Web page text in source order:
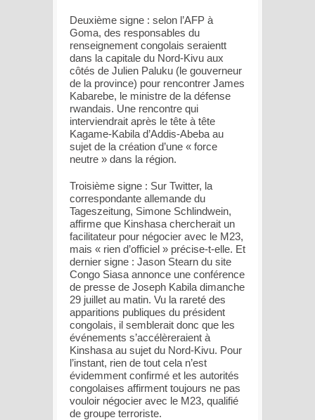
Deuxième signe : selon l’AFP à
Goma, des responsables du
renseignement congolais seraientt
dans la capitale du Nord-Kivu aux
côtés de Julien Paluku (le gouverneur
de la province) pour rencontrer James
Kabarebe, le ministre de la défense
rwandais. Une rencontre qui
interviendrait après le tête à tête
Kagame-Kabila d’Addis-Abeba au
sujet de la création d’une « force
neutre » dans la région.
Troisième signe : Sur Twitter, la
correspondante allemande du
Tageszeitung, Simone Schlindwein,
affirme que Kinshasa chercherait un
facilitateur pour négocier avec le M23,
mais « rien d’officiel » précise-t-elle. Et
dernier signe : Jason Stearn du site
Congo Siasa annonce une conférence
de presse de Joseph Kabila dimanche
29 juillet au matin. Vu la rareté des
apparitions publiques du président
congolais, il semblerait donc que les
événements s’accélèreraient à
Kinshasa au sujet du Nord-Kivu. Pour
l’instant, rien de tout cela n’est
évidemment confirmé et les autorités
congolaises affirment toujours ne pas
vouloir négocier avec le M23, qualifié
de groupe terroriste.